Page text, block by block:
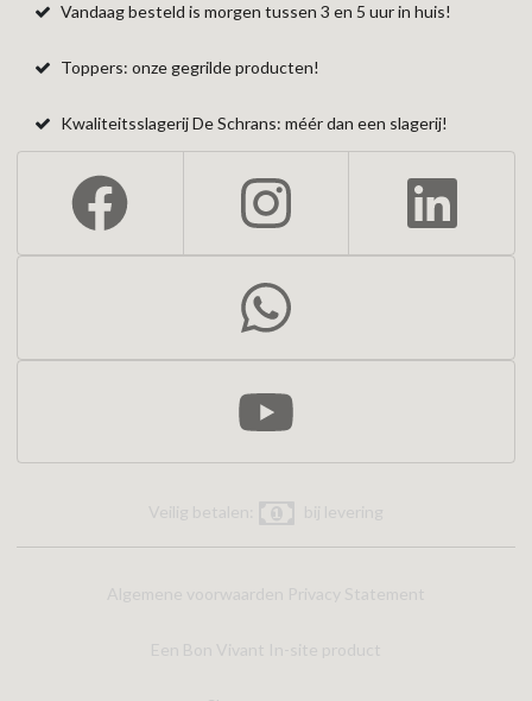
Vandaag besteld is morgen tussen 3 en 5 uur in huis!
Toppers: onze gegrilde producten!
Kwaliteitsslagerij De Schrans: méér dan een slagerij!